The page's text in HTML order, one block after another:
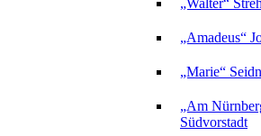
„Walter“
„Amadeus“
„Marie“
„Am
Südvorstadt